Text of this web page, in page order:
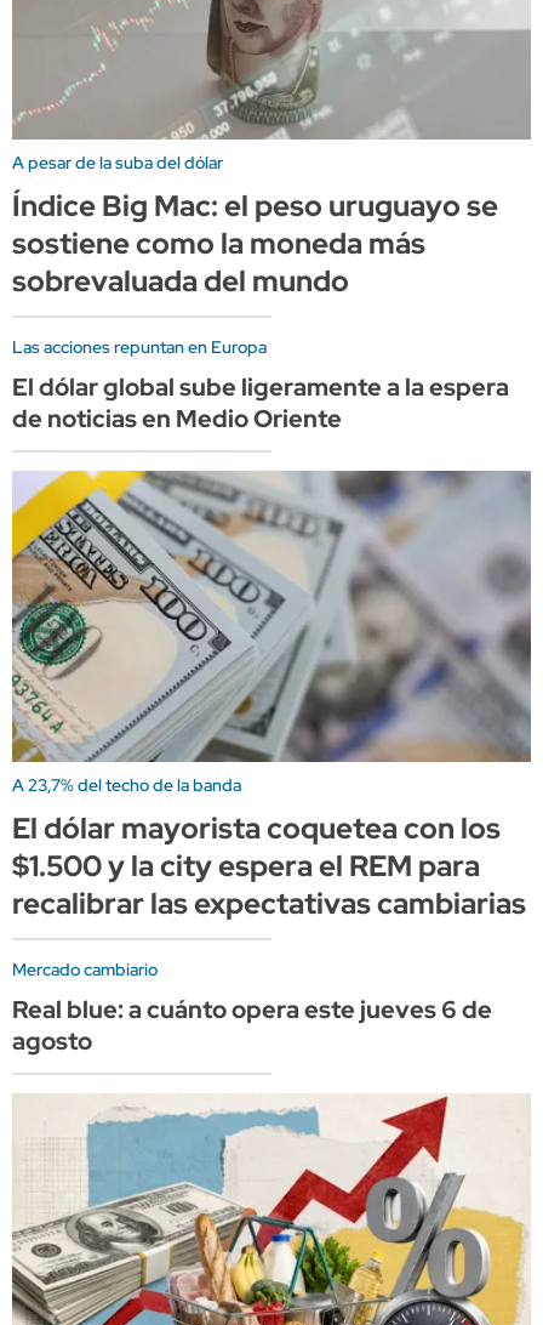
A pesar de la suba del dólar
Índice Big Mac: el peso uruguayo se
sostiene como la moneda más
sobrevaluada del mundo
Las acciones repuntan en Europa
El dólar global sube ligeramente a la espera
de noticias en Medio Oriente
A 23,7% del techo de la banda
El dólar mayorista coquetea con los
$1.500 y la city espera el REM para
recalibrar las expectativas cambiarias
Mercado cambiario
Real blue: a cuánto opera este jueves 6 de
agosto